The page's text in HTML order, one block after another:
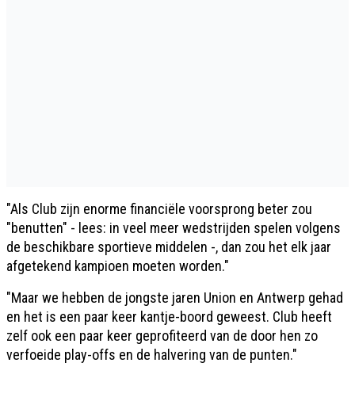
"Als Club zijn enorme financiële voorsprong beter zou
"benutten" - lees: in veel meer wedstrijden spelen volgens
de beschikbare sportieve middelen -, dan zou het elk jaar
afgetekend kampioen moeten worden."
"Maar we hebben de jongste jaren Union en Antwerp gehad
en het is een paar keer kantje-boord geweest. Club heeft
zelf ook een paar keer geprofiteerd van de door hen zo
verfoeide play-offs en de halvering van de punten."